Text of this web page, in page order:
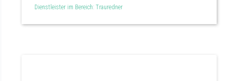
Dienstleister im Bereich: Trauredner